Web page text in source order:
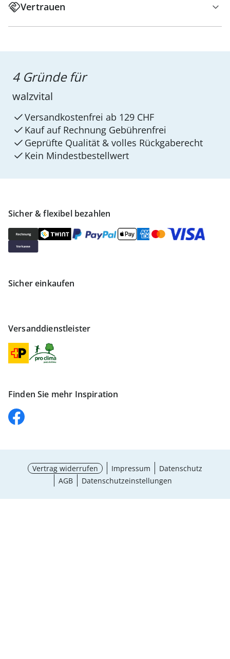
Vertrauen
Sicher & flexibel bezahlen
Sicher einkaufen
Versanddienstleister
Finden Sie mehr Inspiration
4 Gründe für
walzvital
Versandkostenfrei ab 129 CHF
Kauf auf Rechnung Gebührenfrei
Geprüfte Qualität & volles Rückgaberecht
Kein Mindest­bestellwert
Vertrag widerrufen Impressum
Datenschutz
AGB
Datenschutzeinstellungen